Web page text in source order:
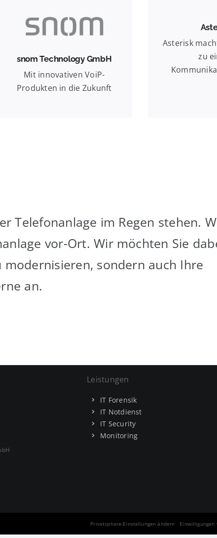
snom Technology GmbH
Mit innovativen VoiP-
Produkten in die Zukunft
snom Technology GmbH
holen Sie sich qualitativ
hochwertige Produkte in Ihr
Unternehmen.
Asterisk
zu
Cloud
Open Source
Telefonanlage im Regen stehen.
vor-Ort. Wir möchten Sie
sondern auch Ihre
an.
Leistungen
IT Forensik
IT Notdienst
IT Security
Monitoring
Privatsphäre-Einstellungen ändern Einwilligungen